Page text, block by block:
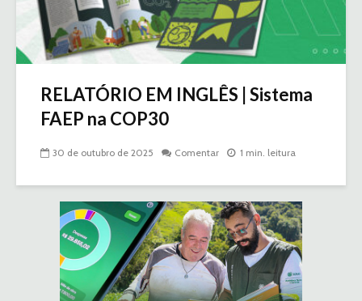
RELATÓRIO EM INGLÊS | Sistema
FAEP na COP30
30 de outubro de 2025 Comentar 1 min. leitura